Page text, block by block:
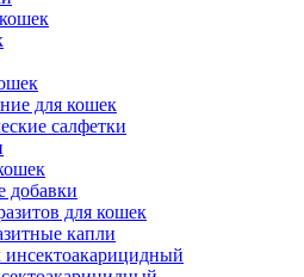
для кошек
салфетки
добавки
для кошек
капли